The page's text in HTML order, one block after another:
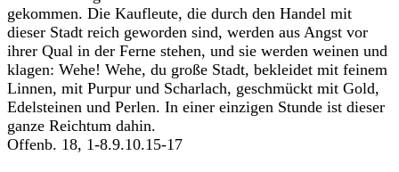
gekommen. Die Kaufleute, die durch den Handel mit
dieser Stadt reich geworden sind, werden aus Angst vor
ihrer Qual in der Ferne stehen, und sie werden weinen und
klagen: Wehe! Wehe, du große Stadt, bekleidet mit feinem
Linnen, mit Purpur und Scharlach, geschmückt mit Gold,
Edelsteinen und Perlen. In einer einzigen Stunde ist dieser
ganze Reichtum dahin.
Offenb. 18, 1-8.9.10.15-17